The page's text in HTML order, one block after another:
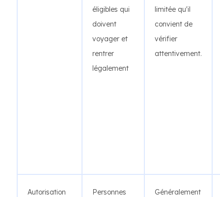
éligibles qui
doivent
voyager et
rentrer
légalement
limitée qu'il
convient de
vérifier
attentivement.
Autorisation
Personnes
Généralement